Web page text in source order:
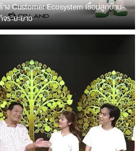
าง Customer Ecosystem เชื่อมลูกบ้าน-
ระยะยาว